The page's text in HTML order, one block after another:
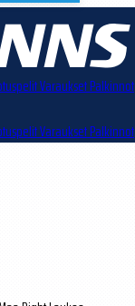
VarauksetPalkinnot
VarauksetPalkinnot